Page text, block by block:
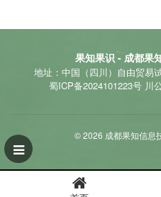
果知果识 - 成都果
地址：中国（四川）自由贸易
蜀ICP备2024101223号 川
© 2026 成都果知信息